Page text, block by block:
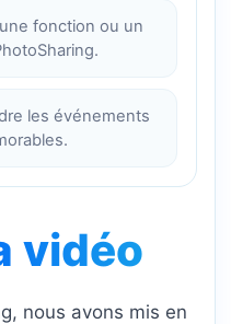
fonction ou un
les événements
vidéo
nous avons mis en